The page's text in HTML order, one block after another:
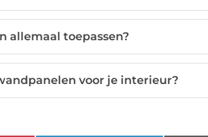
allemaal toepassen?
voor je interieur?